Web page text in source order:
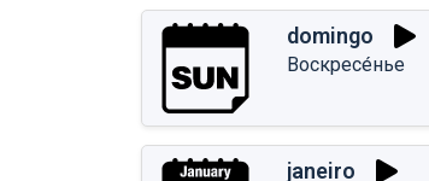
domingo
Воскресе́нье
janeiro